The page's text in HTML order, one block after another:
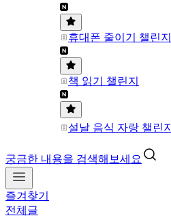
휴대폰 줄이기 챌린지
책 읽기 챌린지
설날 음식 자랑 챌린지
궁금한 내용을 검색해보세요
즐겨찾기
전체글